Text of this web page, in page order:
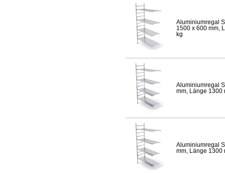
Aluminiumregal
1500 x 600 mm,
kg
Aluminiumregal
mm, Länge 1300
Aluminiumregal
mm, Länge 1300